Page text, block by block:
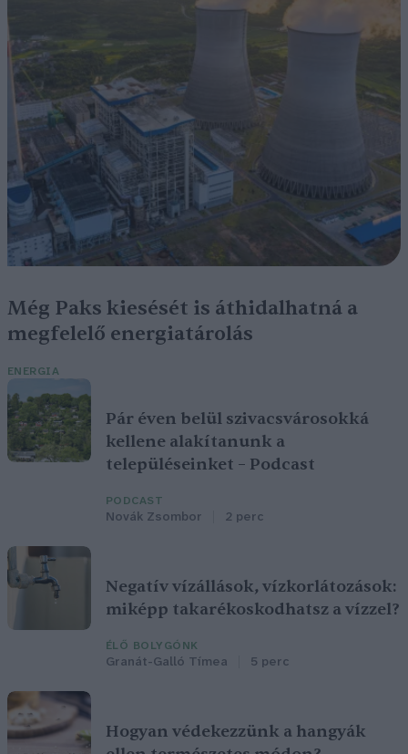
Még Paks kiesését is áthidalhatná a
megfelelő energiatárolás
ENERGIA
Pár éven belül szivacsvárosokká
kellene alakítanunk a
településeinket – Podcast
PODCAST
Novák Zsombor 2 perc
Negatív vízállások, vízkorlátozások:
miképp takarékoskodhatsz a vízzel?
ÉLŐ BOLYGÓNK
Granát-Galló Tímea 5 perc
Hogyan védekezzünk a hangyák